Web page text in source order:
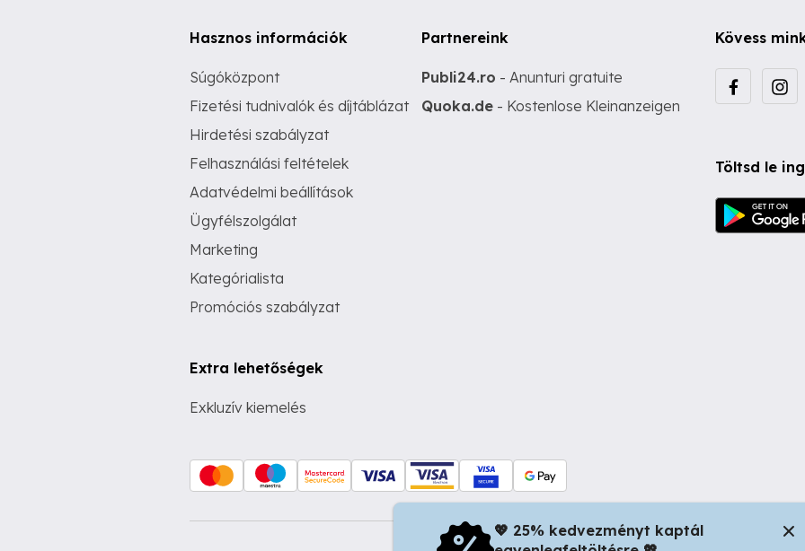
Hasznos információk
Súgóközpont
Fizetési tudnivalók és díjtáblázat
Hirdetési szabályzat
Felhasználási feltételek
Adatvédelmi beállítások
Ügyfélszolgálat
Marketing
Kategórialista
Promóciós szabályzat
Extra lehetőségek
Exkluzív kiemelés
Partnereink
Publi24.ro - Anunturi gratuite
Quoka.de - Kostenlose Kleinanzeigen
Kövess
Töltsd le
💖 25% kedvezményt kaptál